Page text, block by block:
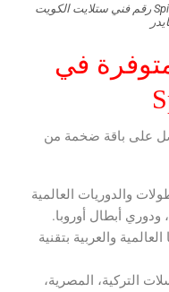
تجديد اشتراك سبايدر كود تفعيل Spider IPTV رقم فني ستلايت الكويت
في
على باقة ضخمة من
والدوريات العالمية
ودوري أبطال أوروبا.
والعربية بتقنية
التركية، المصرية،